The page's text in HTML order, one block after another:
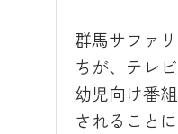
ジにてご案
かけ前には
迎バスのイメージ ▶ 上
馬サファリ
群馬サファ
ちが、テレ
幼児向け番
されること